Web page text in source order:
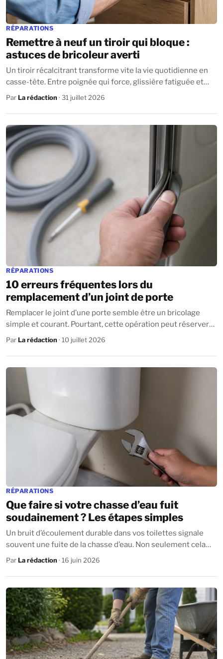
RÉPARATIONS
Remettre à neuf un tiroir qui bloque :
astuces de bricoleur averti
Un tiroir récalcitrant transforme vite la vie quotidienne en
casse-tête. Entre poignée qui force, glissière fatiguée et
bois qui frotte, c'est...
Par La rédaction · 31 juillet 2026
RÉPARATIONS
10 erreurs fréquentes lors du
remplacement d’un joint de porte
Remplacer le joint d’une porte semble être un bricolage
simple et courant. Pourtant, cette opération peut réserver
de mauvaises surprises et nuire...
Par La rédaction · 10 juillet 2026
RÉPARATIONS
Que faire si votre chasse d’eau fuit
soudainement ? Les étapes simples
Un bruit d’écoulement durable dans vos toilettes signale
souvent une fuite de la chasse d’eau. Non seulement cela
gaspille de l’eau, mais cela...
Par La rédaction · 16 juin 2026